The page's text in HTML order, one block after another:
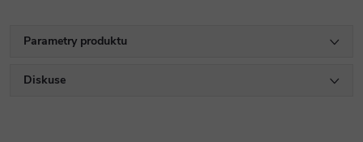
Parametry produktu
Diskuse